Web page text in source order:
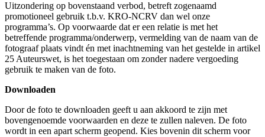
Uitzondering op bovenstaand verbod, betreft zogenaamd
promotioneel gebruik t.b.v. KRO-NCRV dan wel onze
programma’s. Op voorwaarde dat er een relatie is met het
betreffende programma/onderwerp, vermelding van de naam van de
fotograaf plaats vindt én met inachtneming van het gestelde in artikel
25 Auteurswet, is het toegestaan om zonder nadere vergoeding
gebruik te maken van de foto.
Downloaden
Door de foto te downloaden geeft u aan akkoord te zijn met
bovengenoemde voorwaarden en deze te zullen naleven. De foto
wordt in een apart scherm geopend. Kies bovenin dit scherm voor